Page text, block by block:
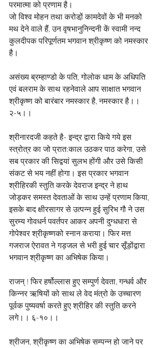
परमात्मा को प्रणाम है।
जो विश्व मोहन तथा करोडो़ं कामदेवों के भी मनको
मथ देने वाले हैं, उन वृषभानुनिन्दनी कें स्वामी नन्द
कुलदीपक परिपूर्णतम भगवान श्रीकृष्ण को नमस्कार
है।
असंख्य ब्रम्हाण्डो के पति, गोलोक धाम के अधिपति
एवं बलराम के साथ रहनेवाले आप साक्षात भगवान
श्रीकृष्ण को बारंबार नमस्कार है, नमस्कार है।।
२-५।।
श्रीनारदजी कहते है- इन्द्र द्वारा किये गये इस
स्त्रोत्र का जो प्रात:काल उठकर पाठ करेगा, उसे
सब प्रकार की सिद्वयां सुलभ होंगी और उसे किसी
संकट से भय नहीं होगा। इस प्रकार भगवान
श्रीहिरकी स्तुति करके देवराज इन्द्र ने हाथ
जोड़कर समस्त देवताओं के साथ उन्हें प्रणाम किया,
इसके बाद क्षीरसागर से उत्पन्न हुई सुरिभ गौ ने उस
सुरम्य गोवधर्न पवर्तपर आकर अपनी दुग्धधारा से
गोपेश्वर श्रीकृष्णको स्नान कराया। फिर मत्त
गजराज ऐरावत ने गड़जल से भरी हुई चार सूँड़ोंद्वारा
भगवान श्रीकृष्ण का अभिषेक किया।
राजन् ! फिर हर्षोल्लास हुए सम्पुर्ण देवता, गन्धर्व और
किन्नर ऋषियों को साथ ले वेद मंत्रो के उच्चारण
पूर्वक पुष्यवर्षा करते हुए श्रीहिर की स्तुति करने
लगे।। ६-१०।।
श्रीजन, श्रीकृष्ण का अभिषेक सम्पन्न‍ हो जाने पर